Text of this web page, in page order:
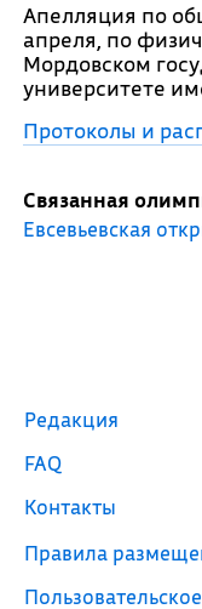
Апелляция по
апреля, по
Мордовском
университете
Протоколы и
Связанная
Евсевьевская
Редакция
FAQ
Контакты
Правила